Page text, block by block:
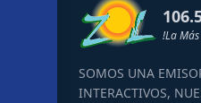
!La
SOMOS UNA
INTERACTIVOS,